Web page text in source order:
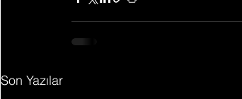
Son Yazılar